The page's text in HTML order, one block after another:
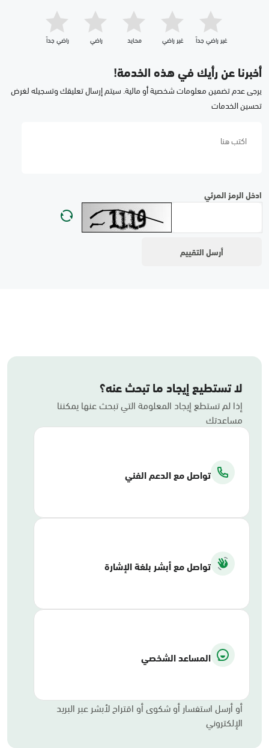
غير راضي جداّ غير راضي محايد راضي راضي جداّ
أخبرنا عن رأيك في هذه الخدمة!
يرجى عدم تضمين معلومات شخصية أو مالية. سيتم إرسال تعليقك وتسجيله لغرض
تحسين الخدمات
ادخل الرمز المرئي
لا تستطيع إيجاد ما تبحث عنه؟
إذا لم تستطع إيجاد المعلومة التي تبحث عنها يمكننا
مساعدتك
تواصل مع الدعم الفني
تواصل مع أبشر بلغة الإشارة
المساعد الشخصي
أو أرسل استفسار أو شكوى أو اقتراح لأبشر عبر البريد
الإلكتروني